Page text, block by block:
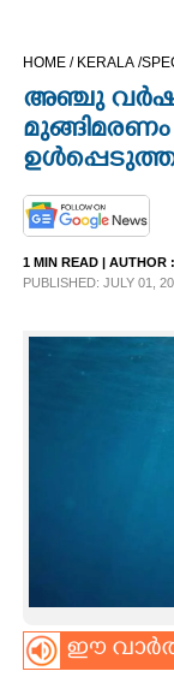
CINEMA
OPINION
PHOTOS
LIFESTYLE
SPIRITUAL
HOME / KERALA /
അഞ്ചു
മുങ്ങിമരണം
1 MIN READ | AUTHOR :
PUBLISHED: JULY 01,
ഈ